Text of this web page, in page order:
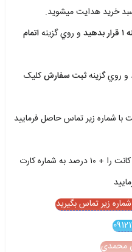
خريد هدايت ميشويد.
و روي گزينهاتمام
روي گزينهثبت سفارشکليک
با شماره زير تماس حاصل فرماييد
براي خريد کارت به کارت و تلفني مبلغ اکانت را + ۱۰ درصد به شماره کارت
زیر تماس بگیرید
محمدي